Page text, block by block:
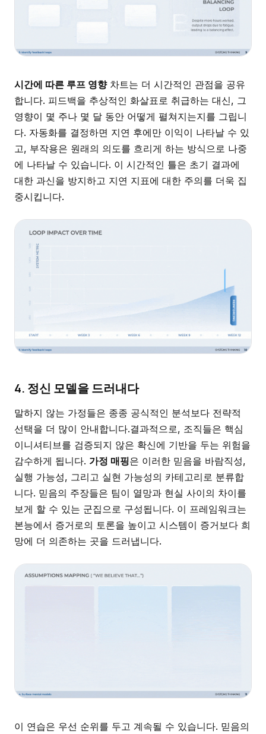
시간에 따른 루프 영향차트는 더 시간적인 관점을 공유
합니다. 피드백을 추상적인 화살표로 취급하는 대신, 그
영향이 몇 주나 몇 달 동안 어떻게 펼쳐지는지를 그립니
다. 자동화를 결정하면 지연 후에만 이익이 나타날 수 있
고, 부작용은 원래의 의도를 흐리게 하는 방식으로 나중
에 나타날 수 있습니다. 이 시간적인 틀은 초기 결과에
대한 과신을 방지하고 지연 지표에 대한 주의를 더욱 집
중시킵니다.
4. 정신 모델을 드러내다
말하지 않는 가정들은 종종 공식적인 분석보다 전략적
선택을 더 많이 안내합니다.결과적으로, 조직들은 핵심
이니셔티브를 검증되지 않은 확신에 기반을 두는 위험을
감수하게 됩니다. 가정 매핑은 이러한 믿음을 바람직성,
실행 가능성, 그리고 실현 가능성의 카테고리로 분류합
니다. 믿음의 주장들은 팀이 열망과 현실 사이의 차이를
보게 할 수 있는 군집으로 구성됩니다. 이 프레임워크는
본능에서 증거로의 토론을 높이고 시스템이 증거보다 희
망에 더 의존하는 곳을 드러냅니다.
이 연습은 우선 순위를 두고 계속될 수 있습니다. 믿음의